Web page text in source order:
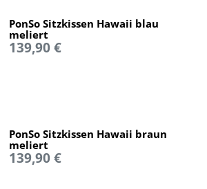
PonSo Sitzkissen Hawaii blau
meliert
139,90 €
PonSo Sitzkissen Hawaii braun
meliert
139,90 €